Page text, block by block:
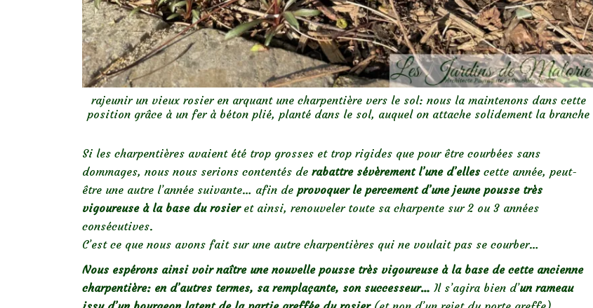
rajeunir un vieux rosier en arquant une charpentière vers le sol: nous la maintenons dans cette
position grâce à un fer à béton plié, planté dans le sol, auquel on attache solidement la branche
Si les charpentières avaient été trop grosses et trop rigides que pour être courbées sans
dommages, nous nous serions contentés de rabattre sévèrement l’une d’elles cette année, peut-
être une autre l’année suivante… afin de provoquer le percement d’une jeune pousse très
vigoureuse à la base du rosieret ainsi, renouveler toute sa charpente sur 2 ou 3 années
consécutives.
C’est ce que nous avons fait sur une autre charpentières qui ne voulait pas se courber…
Nous espérons ainsi voir naître une nouvelle pousse très vigoureuse à la base de cette ancienne
charpentière: en d’autres termes, sa remplaçante, son successeur… Il s’agira bien d’un rameau